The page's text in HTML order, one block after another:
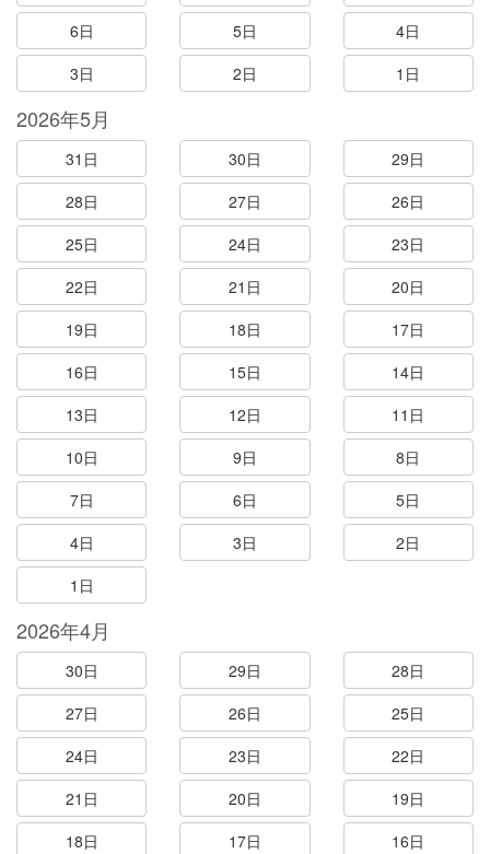
6日
5日
4日
3日
2日 1日
2026年5月
31日 30日
29日
28日
27日
26日
25日
24日
23日
22日
21日
20日
19日
18日
17日
16日
15日
14日
13日
12日
11日
10日
9日
8日
7日
6日
5日
4日
3日
2日
1日
2026年4月
30日 29日
28日
27日
26日
25日
24日
23日
22日
21日
20日
19日
18日
17日
16日